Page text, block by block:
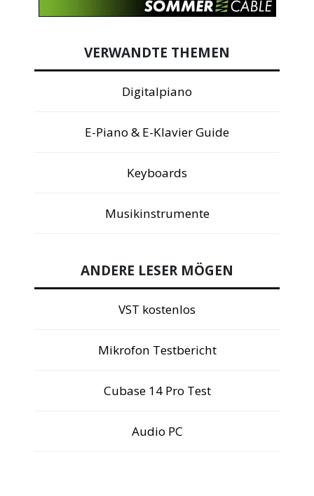
VERWANDTE THEMEN
Digitalpiano
E-Piano & E-Klavier Guide
Keyboards
Musikinstrumente
ANDERE LESER MÖGEN
VST kostenlos
Mikrofon Testbericht
Cubase 14 Pro Test
Audio PC